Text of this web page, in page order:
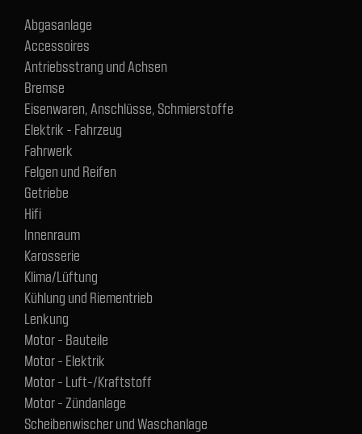
Abgasanlage
Accessoires
Antriebsstrang und Achsen
Bremse
Eisenwaren, Anschlüsse, Schmierstoffe
Elektrik - Fahrzeug
Fahrwerk
Felgen und Reifen
Getriebe
Hifi
Innenraum
Karosserie
Klima/Lüftung
Kühlung und Riementrieb
Lenkung
Motor - Bauteile
Motor - Elektrik
Motor - Luft-/Kraftstoff
Motor - Zündanlage
Scheibenwischer und Waschanlage